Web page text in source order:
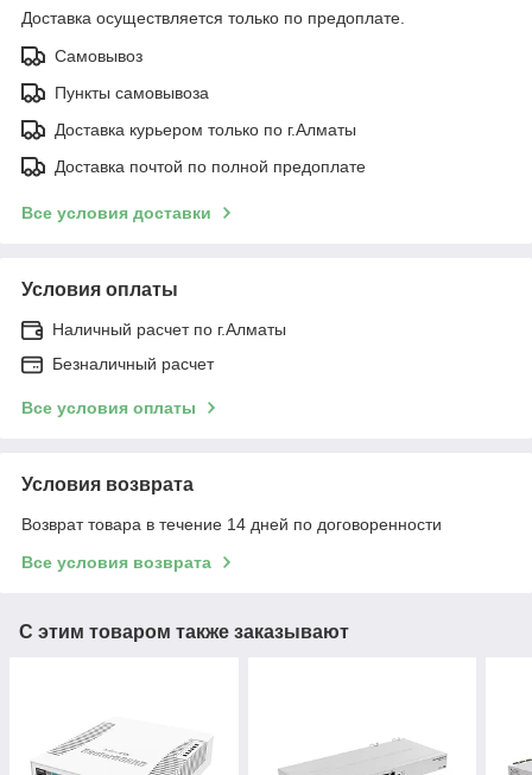
Доставка осуществляется только по предоплате.
Самовывоз
Пункты самовывоза
Доставка курьером только по г.Алматы
Доставка почтой по полной предоплате
Все условия доставки
Условия оплаты
Наличный расчет по г.Алматы
Безналичный расчет
Все условия оплаты
Условия возврата
Возврат товара в течение 14 дней по договоренности
Все условия возврата
С этим товаром также заказывают